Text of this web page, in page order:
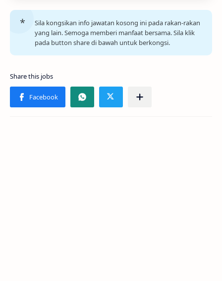
Sila kongsikan info jawatan kosong ini pada rakan-rakan
yang lain. Semoga memberi manfaat bersama. Sila klik
pada button share di bawah untuk berkongsi.